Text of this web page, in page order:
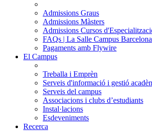
Admissions Graus
Admissions Màsters
Admissions Cursos
FAQs | La Salle Campus Barcelona
Pagaments amb Flywire
El Campus
Treballa i Emprèn
Serveis d'informació i gestió
Serveis del campus
Associacions i clubs d’estudiants
Instal·lacions
Esdeveniments
Recerca